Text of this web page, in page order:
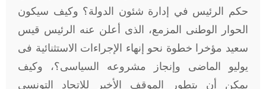
حكم الرئيس في إدارة شئون الدولة؟ وكيف سيكون
الحوار الوطنى المزمع، الذى أعلن عنه الرئيس قيس
سعيد مؤخرا خطوة نحو إنهاء الإجراءات الاستثنائية فى
يوليو الماضى وإنجاز مشروعه السياسى؟، وكيف
يمكن أن يتطور الموقف الأخير للاتحاد التونسى